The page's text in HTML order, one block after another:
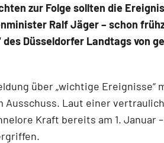
zur Folge sollten die
Ralf Jäger – schon
Düsseldorfer Landtags von
über „wichtige Ereignisse“
Ausschuss. Laut einer
Kraft bereits am 1. Januar